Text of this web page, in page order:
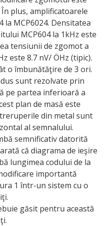
plus, amplificatoarele
la MCP6024. Densitatea
MCP604 la 1kHz este
tensiunii de zgomot a
este 8.7 nV/ ÖHz (tipic).
o îmbunătăţire de 3 ori.
sunt rezolvate prin
pe partea inferioară a
plan de masă este
din metal sunt
al semnalului.
semnificativ datorită
că diagrama de ieşire
lungimea codului de la
importantă
1 într-un sistem cu o
găsit pentru această